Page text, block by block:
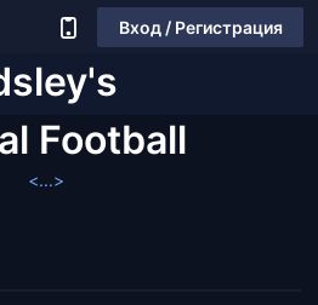
Вход / Регистрация
Football
<...>